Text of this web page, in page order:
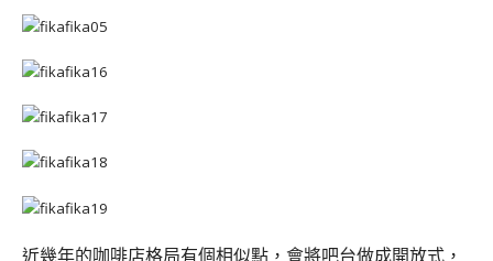
近幾年的咖啡店格局有個相似點，會將吧台做成開放式，